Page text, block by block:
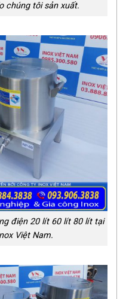
chúng tôi sản xuất.
điện 20 lít 60 lít 80 lít tại
Việt Nam.